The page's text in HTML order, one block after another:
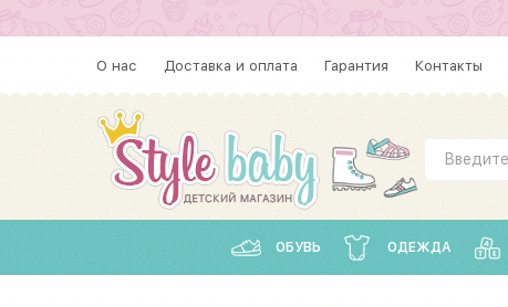
О нас Доставка и оплата Гарантия Контакты
ОБУВЬ ОДЕЖДА